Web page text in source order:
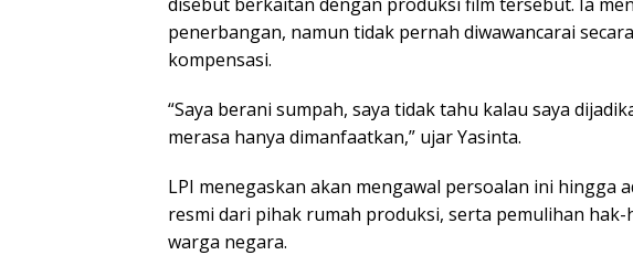
penerbangan, namun tidak pernah diwawancarai
kompensasi.
“Saya berani sumpah, saya tidak tahu kalau saya
merasa hanya dimanfaatkan,” ujar Yasinta.
LPI menegaskan akan mengawal persoalan ini hingga
resmi dari pihak rumah produksi, serta pemulihan
warga negara.